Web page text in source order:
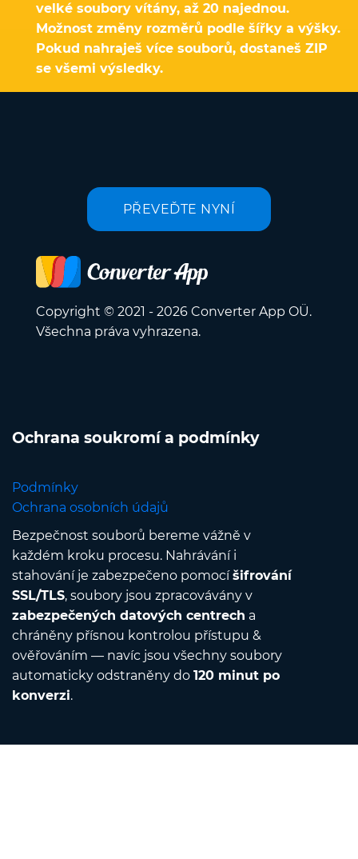
velké soubory vítány, až 20 najednou.
Možnost změny rozměrů podle šířky a výšky.
Pokud nahraješ více souborů, dostaneš ZIP
se všemi výsledky.
PŘEVEĎTE NYNÍ
Copyright © 2021 - 2026 Converter App OÜ.
Všechna práva vyhrazena.
Ochrana soukromí a podmínky
Podmínky
Ochrana osobních údajů
Bezpečnost souborů bereme vážně v
každém kroku procesu. Nahrávání i
stahování je zabezpečeno pomocíšifrování
SSL/TLS, soubory jsou zpracovávány v
zabezpečených datových centrech a
chráněny přísnou kontrolou přístupu &
ověřováním — navíc jsou všechny soubory
automaticky odstraněny do 120 minut po
konverzi.